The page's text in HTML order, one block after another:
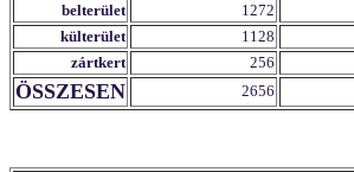
belterület 1272
külterület
1128
zártkert
256
ÖSSZESEN 2656